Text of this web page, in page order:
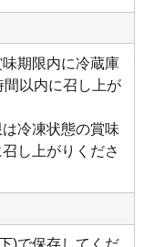
期限内に冷蔵庫
以内に召し上が
冷凍状態の賞味
し上がりくださ